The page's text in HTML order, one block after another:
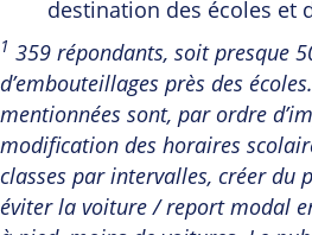
destination des écoles et
1 359 répondants, soit presque
d’embouteillages près des
mentionnées sont, par ordre
modification des horaires
classes par intervalles, créer du
éviter la voiture / report modal